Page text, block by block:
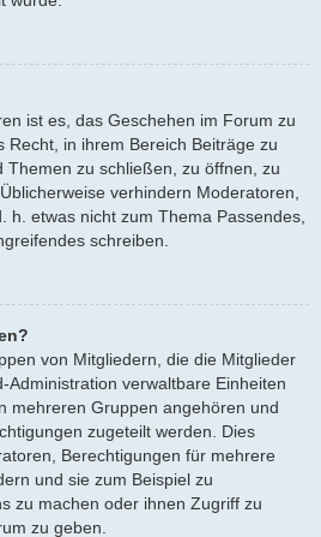
ist es, das Geschehen im Forum zu
Recht, in ihrem Bereich Beiträge zu
Themen zu schließen, zu öffnen, zu
verhindern Moderatoren,
h. etwas nicht zum Thema Passendes,
schreiben.
von Mitgliedern, die die Mitglieder
Administration verwaltbare Einheiten
mehreren Gruppen angehören und
zugeteilt werden. Dies
Berechtigungen für mehrere
und sie zum Beispiel zu
zu machen oder ihnen Zugriff zu
zu geben.